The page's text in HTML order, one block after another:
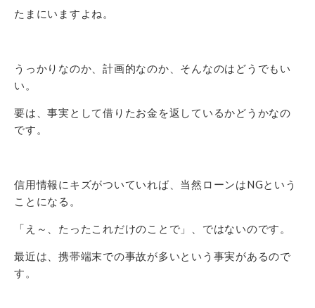
たまにいますよね。
うっかりなのか、計画的なのか、そんなのはどうでもい
い。
要は、事実として借りたお金を返しているかどうかなの
です。
信用情報にキズがついていれば、当然ローンはNGという
ことになる。
「え～、たったこれだけのことで」、ではないのです。
最近は、携帯端末での事故が多いという事実があるので
す。